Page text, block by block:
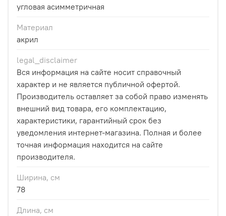
угловая асимметричная
Материал
акрил
legal_disclaimer
Вся информация на сайте носит справочный
характер и не является публичной офертой.
Производитель оставляет за собой право изменять
внешний вид товара, его комплектацию,
характеристики, гарантийный срок без
уведомления интернет-магазина. Полная и более
точная информация находится на сайте
производителя.
Ширина, см
78
Длина, см